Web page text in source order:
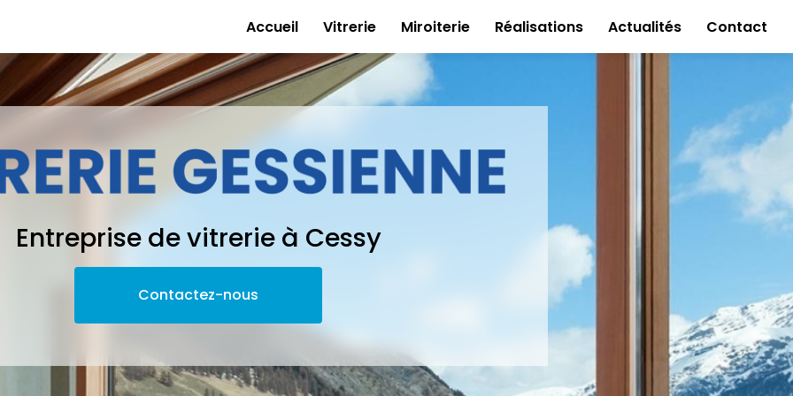
Accueil
Vitrerie Miroiterie Réalisations Actualités Contact
Entreprise de vitrerie à Cessy
Contactez-nous